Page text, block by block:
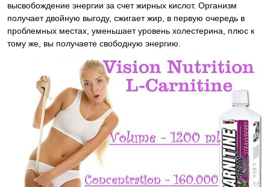
высвобождение энергии за счет жирных кислот. Организм
получает двойную выгоду, сжигает жир, в первую очередь в
проблемных местах, уменьшает уровень холестерина, плюс к
тому же, вы получаете свободную энергию.